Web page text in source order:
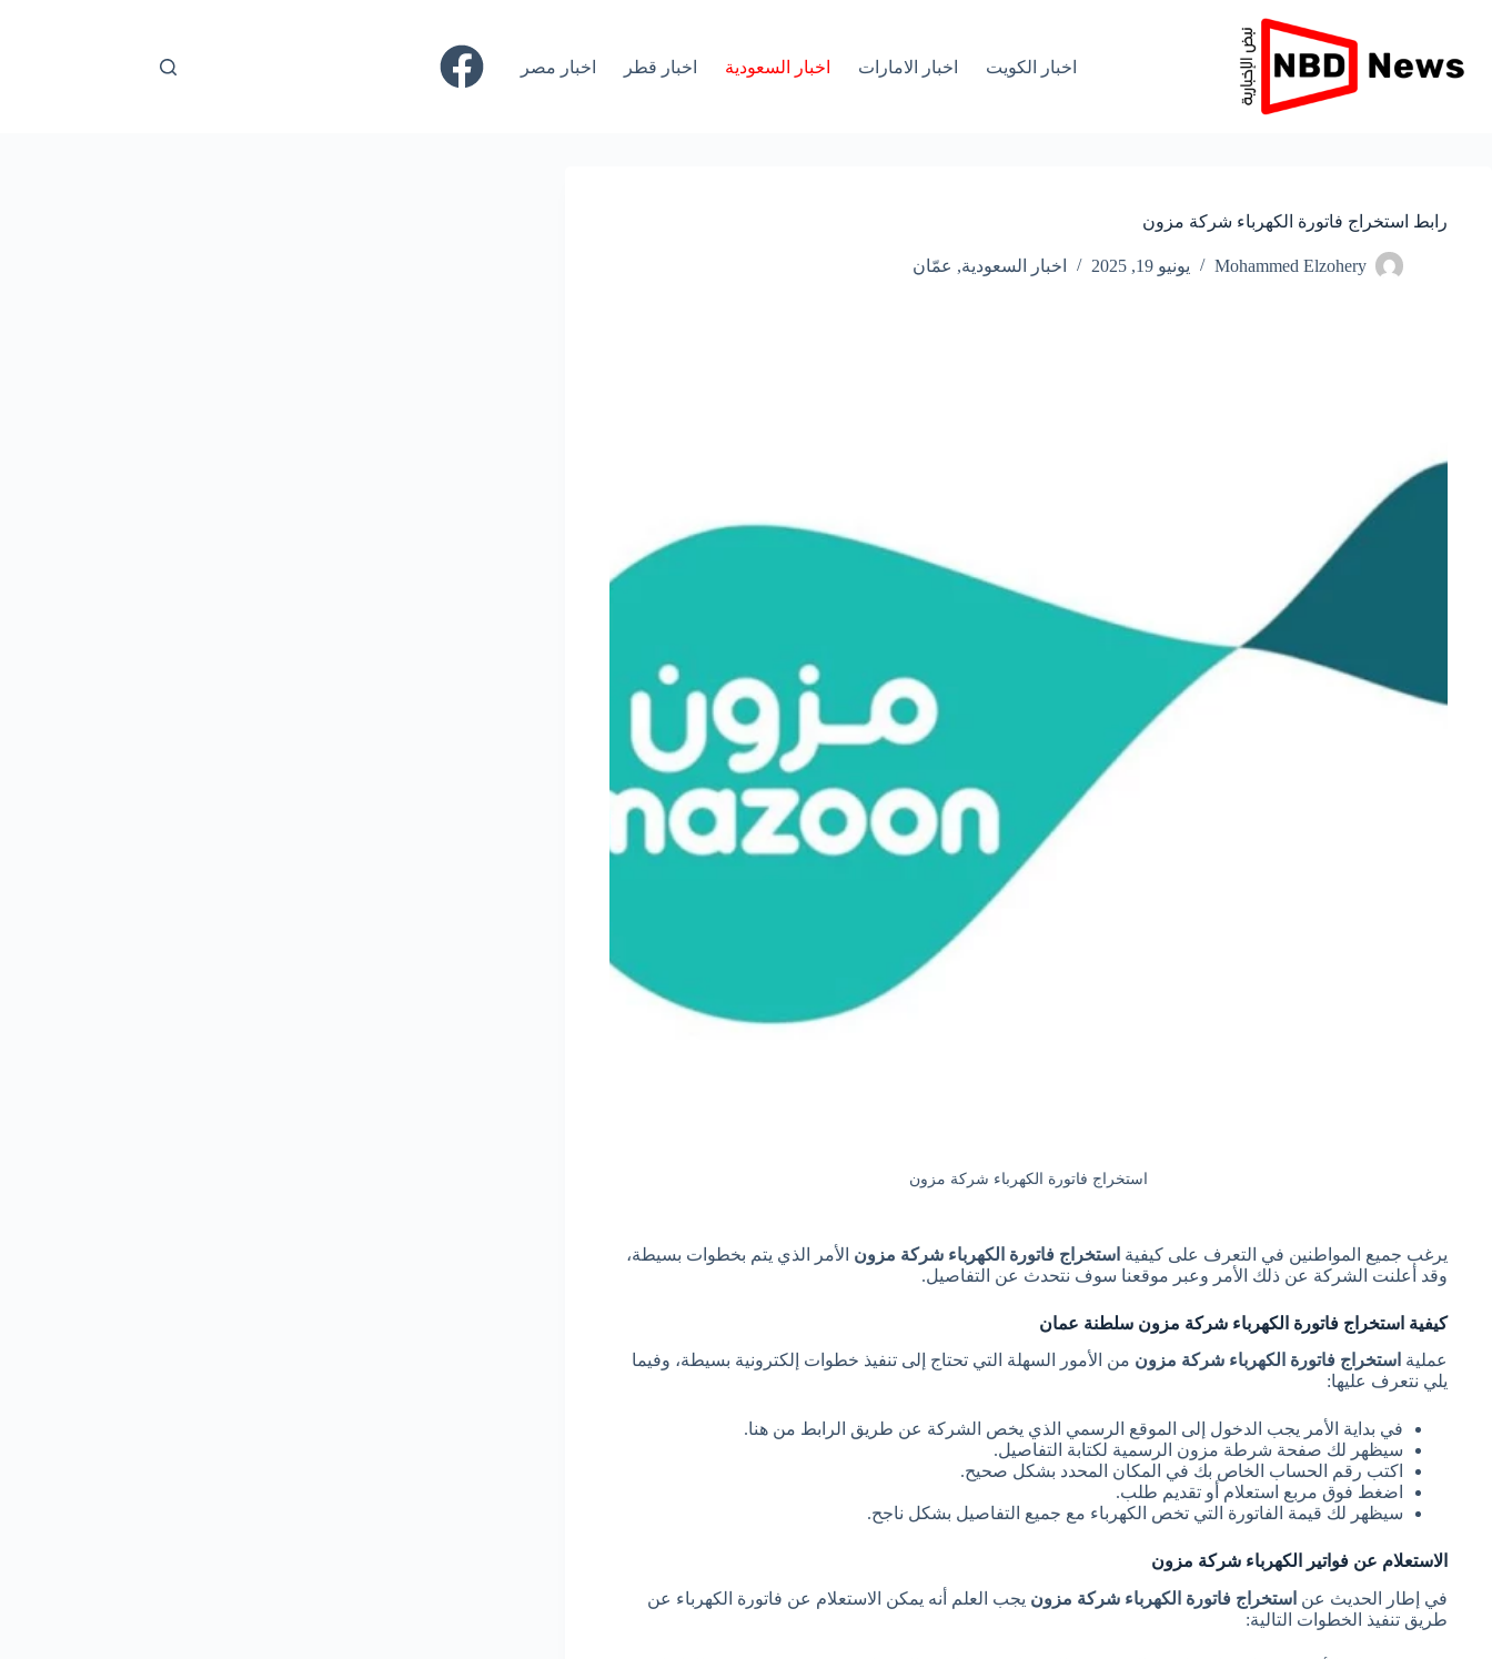
اخبار الكويت اخبار الامارات اخبار السعودية اخبار قطر اخبار مصر
رابط استخراج فاتورة الكهرباء شركة مزون
Mohammed Elzohery يونيو 19, 2025 اخبار السعودية, عمّان
استخراج فاتورة الكهرباء شركة مزون
يرغب جميع المواطنين في التعرف على كيفية استخراج فاتورة الكهرباء شركة مزون الأمر الذي يتم بخطوات بسيطة،
وقد أعلنت الشركة عن ذلك الأمر وعبر موقعنا سوف نتحدث عن التفاصيل.
كيفية استخراج فاتورة الكهرباء شركة مزون سلطنة عمان
عملية استخراج فاتورة الكهرباء شركة مزون من الأمور السهلة التي تحتاج إلى تنفيذ خطوات إلكترونية بسيطة، وفيما
يلي نتعرف عليها:
في بداية الأمر يجب الدخول إلى الموقع الرسمي الذي يخص الشركة عن طريق الرابط من هنا.
سيظهر لك صفحة شرطة مزون الرسمية لكتابة التفاصيل.
اكتب رقم الحساب الخاص بك في المكان المحدد بشكل صحيح.
اضغط فوق مربع استعلام أو تقديم طلب.
سيظهر لك قيمة الفاتورة التي تخص الكهرباء مع جميع التفاصيل بشكل ناجح.
الاستعلام عن فواتير الكهرباء شركة مزون
في إطار الحديث عن استخراج فاتورة الكهرباء شركة مزون يجب العلم أنه يمكن الاستعلام عن فاتورة الكهرباء عن
طريق تنفيذ الخطوات التالية: